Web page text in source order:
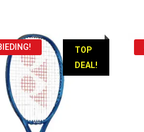
TOP
DEAL!